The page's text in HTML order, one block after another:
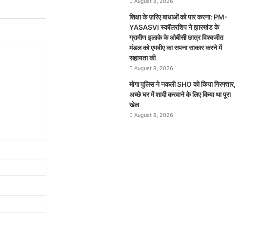
शिक्षा के ज़रिए बाधाओं को पार करना: PM-
YASASVI स्कॉलरशिप ने झारखंड के
ग्रामीण इलाके के ओबीसी छात्र विश्वजीत
मंडल को एमबीए का सपना साकार करने में
सहायता की
August 8, 2026
मोगा पुलिस ने नकली SHO को किया गिरफ्तार,
अच्छे घर में शादी करवाने के लिए किया था पूरा
खेल
August 8, 2026